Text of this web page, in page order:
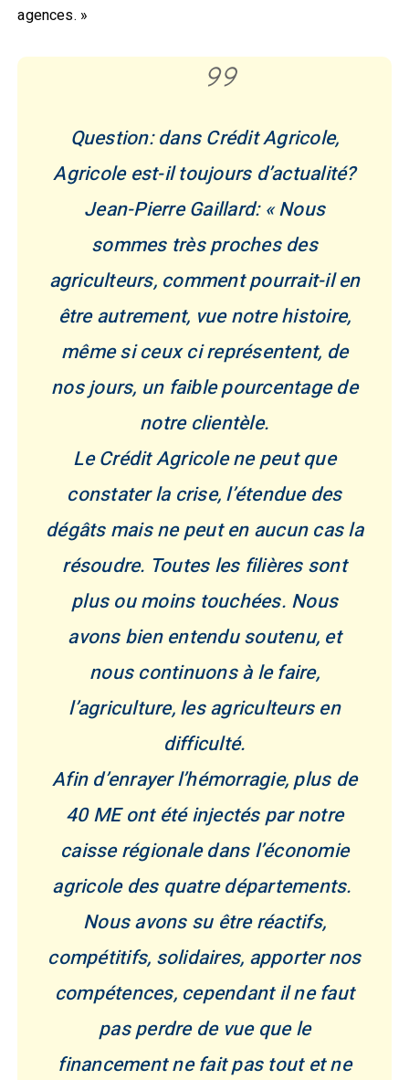
agences. »
Question: dans Crédit Agricole,
Agricole est-il toujours d’actualité?
Jean-Pierre Gaillard: « Nous
sommes très proches des
agriculteurs, comment pourrait-il en
être autrement, vue notre histoire,
même si ceux ci représentent, de
nos jours, un faible pourcentage de
notre clientèle.
Le Crédit Agricole ne peut que
constater la crise, l’étendue des
dégâts mais ne peut en aucun cas la
résoudre. Toutes les filières sont
plus ou moins touchées. Nous
avons bien entendu soutenu, et
nous continuons à le faire,
l’agriculture, les agriculteurs en
difficulté.
Afin d’enrayer l’hémorragie, plus de
40 ME ont été injectés par notre
caisse régionale dans l’économie
agricole des quatre départements.
Nous avons su être réactifs,
compétitifs, solidaires, apporter nos
compétences, cependant il ne faut
pas perdre de vue que le
financement ne fait pas tout et ne